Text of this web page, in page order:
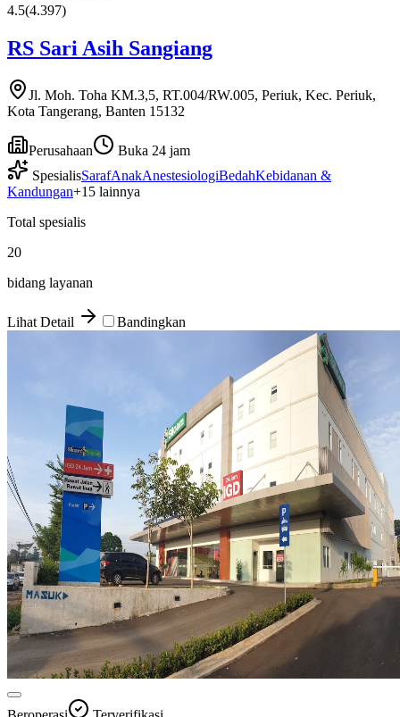
4.5(4.397)
RS Sari Asih Sangiang
Jl. Moh. Toha KM.3,5, RT.004/RW.005, Periuk, Kec. Periuk,
Kota Tangerang, Banten 15132
Perusahaan
Buka 24 jam
SpesialisSarafAnakAnestesiologiBedahKebidanan &
Kandungan+15 lainnya
Total spesialis
20
bidang layanan
Lihat Detail Bandingkan